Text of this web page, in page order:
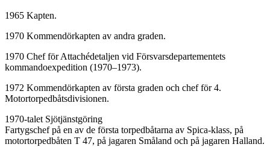
1965 Kapten.
1970 Kommendörkapten av andra graden.
1970 Chef för Attachédetaljen vid Försvarsdepartementets
kommandoexpedition (1970–1973).
1972 Kommendörkapten av första graden och chef för 4.
Motortorpedbåtsdivisionen.
1970-talet Sjötjänstgöring
Fartygschef på en av de första torpedbåtarna av Spica-klass, på
motortorpedbåten T 47, på jagaren Småland och på jagaren Halland.